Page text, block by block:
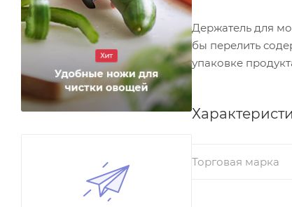
Держатель для
бы перелить
упаковке
Торговая марка